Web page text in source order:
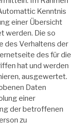
Kenntnis
einer Übersicht
werden. Die so
des Verhaltens der
des für die
hat und werden
ausgewertet.
Daten
einer
der betroffenen
zu